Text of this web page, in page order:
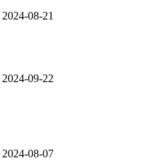
2024-08-21
2024-09-22
2024-08-07